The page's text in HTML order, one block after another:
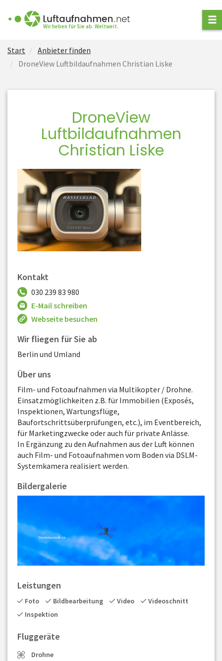
Wir heben für Sie ab. Weltweit.
Start
Anbieter finden
DroneView Luftbildaufnahmen Christian Liske
DroneView
Luftbildaufnahmen
Christian Liske
Kontakt
030 239 83 980
E-Mail schreiben
Webseite besuchen
Wir fliegen für Sie ab
Berlin und Umland
Über uns
Film- und Fotoaufnahmen via Multikopter / Drohne.
Einsatzmöglichkeiten z.B. für Immobilien (Exposés,
Inspektionen, Wartungsflüge,
Baufortschrittsüberprüfungen, etc.), im Eventbereich,
für Marketingzwecke oder auch für private Anlässe.
In Ergänzung zu den Aufnahmen aus der Luft können
auch Film- und Fotoaufnahmen vom Boden via DSLM-
Systemkamera realisiert werden.
Bildergalerie
Leistungen
Foto Bildbearbeitung Video
Videoschnitt
Inspektion
Fluggeräte
Drohne
ANFRAGE STELLEN
LUFTAUFNAHMEN
NEWS
FÜR ANBIETER